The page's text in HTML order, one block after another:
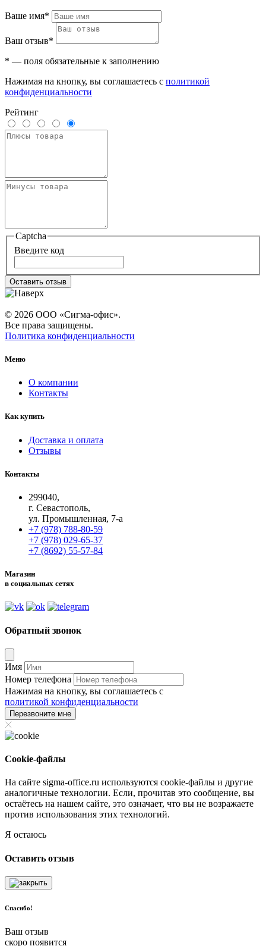
Ваше имя*
Ваш отзыв*
* — поля обязательные к заполнению
Нажимая на кнопку, вы соглашаетесь с политикой
конфиденциальности
Рейтинг
Captcha
Введите код
Оставить отзыв
© 2026 ООО «Сигма-офис».
Все права защищены.
Политика конфиденциальности
Меню
О компании
Контакты
Как купить
Доставка и оплата
Отзывы
Контакты
299040,
г. Севастополь,
ул. Промышленная, 7-а
+7 (978) 788-80-59
+7 (978) 029-65-37
+7 (8692) 55-57-84
Магазин
в социальных сетях
Обратный звонок
Имя
Номер телефона
Нажимая на кнопку, вы соглашаетесь с
политикой конфиденциальности
Перезвоните мне
Cookie-файлы
На сайте sigma-office.ru используются cookie-файлы и другие
аналогичные технологии. Если, прочитав это сообщение, вы
остаётесь на нашем сайте, это означает, что вы не возражаете
против использования этих технологий.
Я остаюсь
Оставить отзыв
Спасибо!
Ваш отзыв
скоро появится